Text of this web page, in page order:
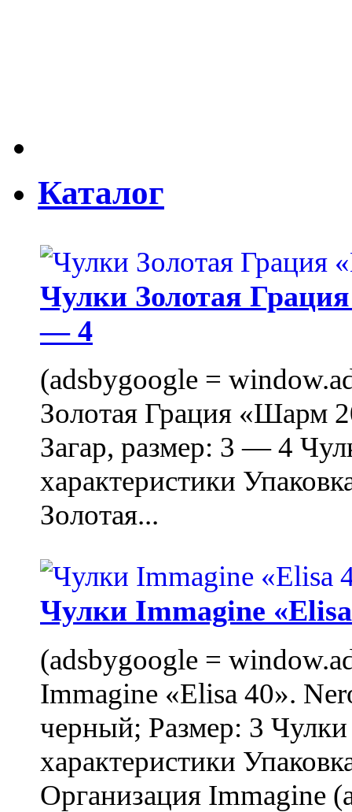
Каталог
Чулки Золотая
— 4
(adsbygoogle =
Золотая Грация «Шарм
Загар, размер: 3 — 4
характеристики
Золотая...
Чулки Immagine
(adsbygoogle =
Immagine «Elisa 40».
черный; Размер: 3
характеристики
Организация Immagine